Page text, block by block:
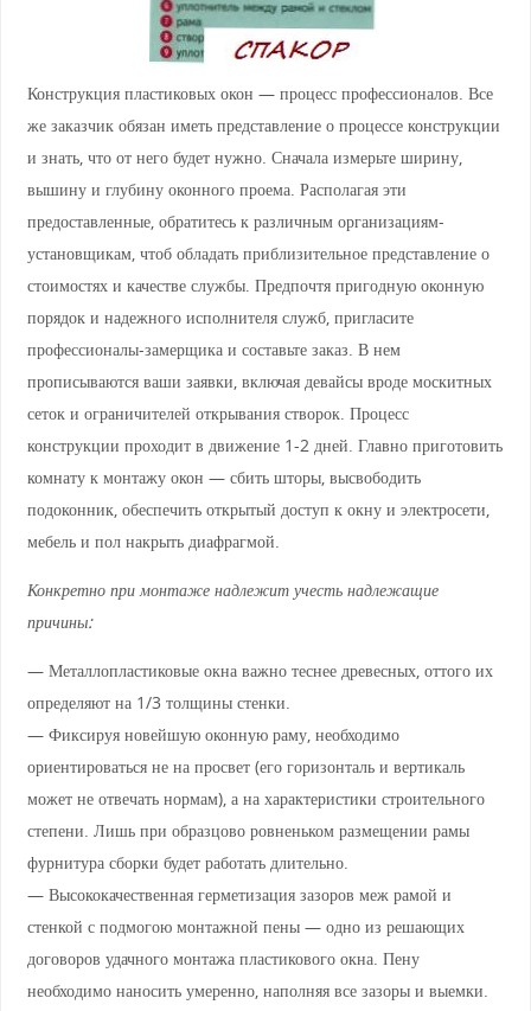
Конструкция пластиковых окон — процесс профессионалов. Все
же заказчик обязан иметь представление о процессе конструкции
и знать, что от него будет нужно. Сначала измерьте ширину,
вышину и глубину оконного проема. Располагая эти
предоставленные, обратитесь к различным организациям-
установщикам, чтоб обладать приблизительное представление о
стоимостях и качестве службы. Предпочтя пригодную оконную
порядок и надежного исполнителя служб, пригласите
профессионалы-замерщика и составьте заказ. В нем
прописываются ваши заявки, включая девайсы вроде москитных
сеток и ограничителей открывания створок. Процесс
конструкции проходит в движение 1-2 дней. Главно приготовить
комнату к монтажу окон — сбить шторы, высвободить
подоконник, обеспечить открытый доступ к окну и электросети,
мебель и пол накрыть диафрагмой.
Конкретно при монтаже надлежит учесть надлежащие
причины:
— Металлопластиковые окна важно теснее древесных, оттого их
определяют на 1/3 толщины стенки.
— Фиксируя новейшую оконную раму, необходимо
ориентироваться не на просвет (его горизонталь и вертикаль
может не отвечать нормам), а на характеристики строительного
степени. Лишь при образцово ровненьком размещении рамы
фурнитура сборки будет работать длительно.
— Высококачественная герметизация зазоров меж рамой и
стенкой с подмогою монтажной пены — одно из решающих
договоров удачного монтажа пластикового окна. Пену
необходимо наносить умеренно, наполняя все зазоры и выемки.